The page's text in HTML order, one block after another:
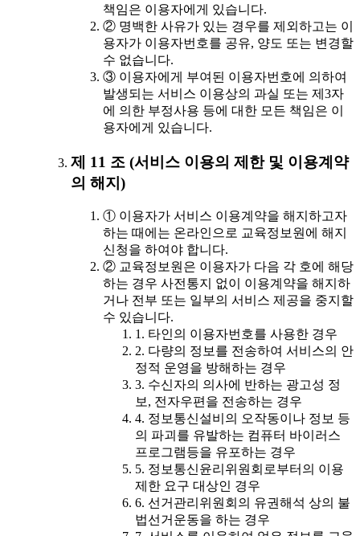
책임은 이용자에게 있습니다.
② 명백한 사유가 있는 경우를 제외하고는 이
용자가 이용자번호를 공유, 양도 또는 변경할
수 없습니다.
③ 이용자에게 부여된 이용자번호에 의하여
발생되는 서비스 이용상의 과실 또는 제3자
에 의한 부정사용 등에 대한 모든 책임은 이
용자에게 있습니다.
제 11 조 (서비스 이용의 제한 및 이용계약
의 해지)
① 이용자가 서비스 이용계약을 해지하고자
하는 때에는 온라인으로 교육정보원에 해지
신청을 하여야 합니다.
② 교육정보원은 이용자가 다음 각 호에 해당
하는 경우 사전통지 없이 이용계약을 해지하
거나 전부 또는 일부의 서비스 제공을 중지할
수 있습니다.
1. 타인의 이용자번호를 사용한 경우
2. 다량의 정보를 전송하여 서비스의 안
정적 운영을 방해하는 경우
3. 수신자의 의사에 반하는 광고성 정
보, 전자우편을 전송하는 경우
4. 정보통신설비의 오작동이나 정보 등
의 파괴를 유발하는 컴퓨터 바이러스
프로그램등을 유포하는 경우
5. 정보통신윤리위원회로부터의 이용
제한 요구 대상인 경우
6. 선거관리위원회의 유권해석 상의 불
법선거운동을 하는 경우